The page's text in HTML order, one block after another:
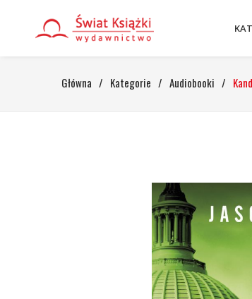
Główna / Kategorie / Audiobooki /